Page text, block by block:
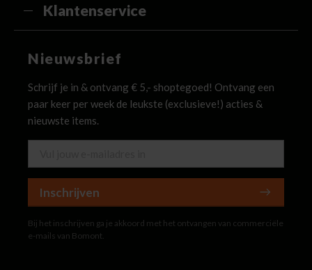
Klantenservice
Nieuwsbrief
Schrijf je in & ontvang € 5,- shoptegoed! Ontvang een
paar keer per week de leukste (exclusieve!) acties &
nieuwste items.
Inschrijven
Bij het inschrijven ga je akkoord met het ontvangen van commerciële
e-mails van Bomont.